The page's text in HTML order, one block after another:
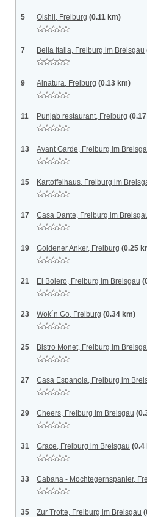
5 Oishii, Freiburg (0.11 km)
7 Bella Italia, Freiburg im Breisgau
9 Alnatura, Freiburg (0.13 km)
11 Punjab restaurant, Freiburg
13 Avant Garde, Freiburg im
15 Kartoffelhaus, Freiburg im
17 Casa Dante, Freiburg im
19 Goldener Anker, Freiburg (0.25
21 El Bolero, Freiburg im Breisgau
23 Wok´n Go, Freiburg (0.34 km)
25 Bistro Monet, Freiburg im
27 Casa Espanola, Freiburg im
29 Cheers, Freiburg im Breisgau
31 Grace, Freiburg im Breisgau (0.4
33 Cabana - Mochtegernspanier,
35 Zur Trotte, Freiburg im Breisgau